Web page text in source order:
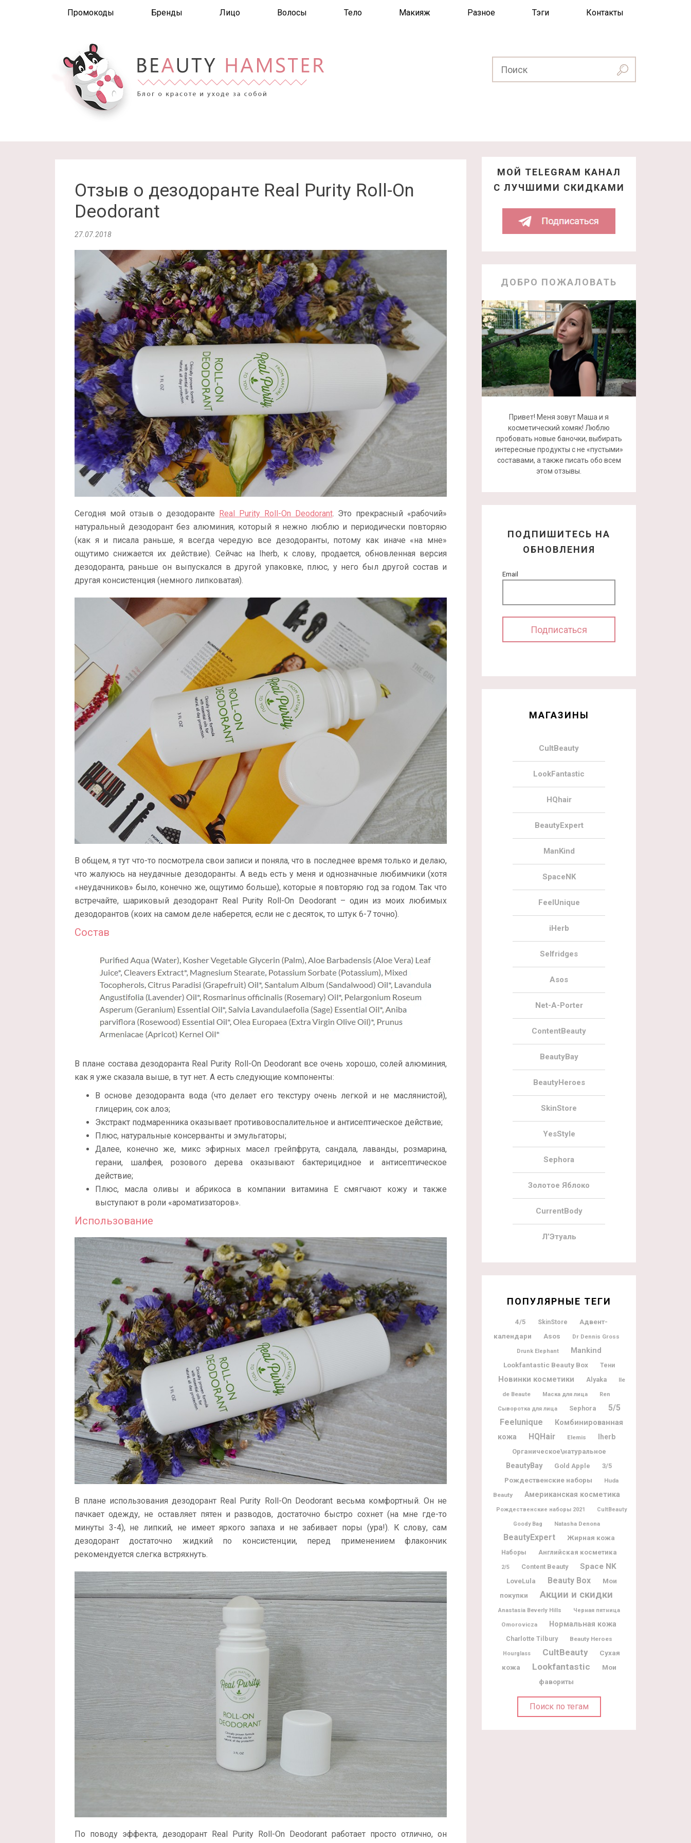
Промокоды Бренды Лицо Волосы Тело Макияж Разное Тэги Контакты
Отзыв о дезодоранте Real Purity Roll-On
Deodorant
27.07.2018
Сегодня мой отзыв о дезодоранте Real Purity Roll-On Deodorant. Это прекрасный «рабочий»
натуральный дезодорант без алюминия, который я нежно люблю и периодически повторяю
(как я и писала раньше, я всегда чередую все дезодоранты, потому как иначе «на мне»
ощутимо снижается их действие). Сейчас на Iherb, к слову, продается, обновленная версия
дезодоранта, раньше он выпускался в другой упаковке, плюс, у него был другой состав и
другая консистенция (немного липковатая).
В общем, я тут что-то посмотрела свои записи и поняла, что в последнее время только и делаю,
что жалуюсь на неудачные дезодоранты. А ведь есть у меня и однозначные любимчики (хотя
«неудачников» было, конечно же, ощутимо больше), которые я повторяю год за годом. Так что
встречайте, шариковый дезодорант Real Purity Roll-On Deodorant – один из моих любимых
дезодорантов (коих на самом деле наберется, если не с десяток, то штук 6-7 точно).
Состав
В плане состава дезодоранта Real Purity Roll-On Deodorant все очень хорошо, солей алюминия,
как я уже сказала выше, в тут нет. А есть следующие компоненты:
В основе дезодоранта вода (что делает его текстуру очень легкой и не маслянистой),
глицерин, сок алоэ;
Экстракт подмаренника оказывает противовоспалительное и антисептическое действие;
Плюс, натуральные консерванты и эмульгаторы;
Далее, конечно же, микс эфирных масел грейпфрута, сандала, лаванды, розмарина,
герани, шалфея, розового дерева оказывают бактерицидное и антисептическое
действие;
Плюс, масла оливы и абрикоса в компании витамина Е смягчают кожу и также
выступают в роли «ароматизаторов».
Использование
В плане использования дезодорант Real Purity Roll-On Deodorant весьма комфортный. Он не
пачкает одежду, не оставляет пятен и разводов, достаточно быстро сохнет (на мне где-то
минуты 3-4), не липкий, не имеет яркого запаха и не забивает поры (ура!). К слову, сам
дезодорант достаточно жидкий по консистенции, перед применением флакончик
рекомендуется слегка встряхнуть.
По поводу эффекта, дезодорант Real Purity Roll-On Deodorant работает просто отлично, он
МОЙ TELEGRAM КАНАЛ
С ЛУЧШИМИ СКИДКАМИ
ДОБРО ПОЖАЛОВАТЬ
Привет! Меня зовут Маша и я
косметический хомяк! Люблю
пробовать новые баночки, выбирать
интересные продукты с не «пустыми»
составами, а также писать обо всем
этом отзывы.
ПОДПИШИТЕСЬ НА
ОБНОВЛЕНИЯ
Email
МАГАЗИНЫ
CultBeauty
LookFantastic
HQhair
BeautyExpert
ManKind
SpaceNK
FeelUnique
iHerb
Selfridges
Asos
Net-A-Porter
ContentBeauty
BeautyBay
BeautyHeroes
SkinStore
YesStyle
Sephora
Золотое Яблоко
CurrentBody
Л’Этуаль
ПОПУЛЯРНЫЕ ТЕГИ
4/5 SkinStore
Адвент-
календари
Asos Dr Dennis Gross
Drunk Elephant Mankind
Lookfantastic Beauty Box Тени
Новинки косметики Alyaka
Ile
de Beaute
Маска для лица Ren
Сыворотка для лица Sephora
5/5
Feelunique
Комбинированная
кожа
HQHair Elemis Iherb
Органическое\натуральное
BeautyBay Gold Apple 3/5
Рождественские наборы
Huda
Beauty
Американская косметика
Рождественские наборы 2021 CultBeauty
Goody Bag Natasha Denona
BeautyExpert Жирная кожа
Наборы Английская косметика
2/5 Content Beauty Space NK
LoveLula Beauty Box
Мои
покупки
Акции и скидки
Anastasia Beverly Hills Черная пятница
Omorovicza Нормальная кожа
Charlotte Tilbury Beauty Heroes
Hourglass CultBeauty
Сухая
кожа
Lookfantastic
Мои
фавориты
Поиск по тегам